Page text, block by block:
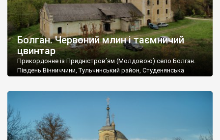
Болган. Червоний млин і таємничий
цвинтар
Прикордонне із Придністров’ям (Молдовою) село Болган.
Південь Вінниччини, Тульчинський район, Студенянська
старовинний цвинтар із кам’яними хрестами. Всі епітафії, які
збереглися, написані кирилицею, церковнослов’янською
мовою. За всіма традиційними ознаками – цвинтар
український. Хрести датуються 19 століттям. У 1924-1940
роках Болган […]